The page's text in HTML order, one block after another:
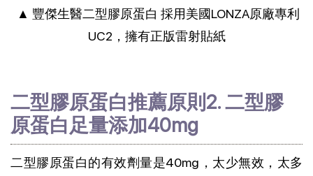
▲ 豐傑生醫二型膠原蛋白 採用美國LONZA原廠專利
UC2，擁有正版雷射貼紙
二型膠原蛋白推薦原則2. 二型膠
原蛋白足量添加40mg
二型膠原蛋白的有效劑量是40mg，太少無效，太多